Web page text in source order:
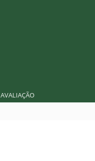
AVALIAÇÃO